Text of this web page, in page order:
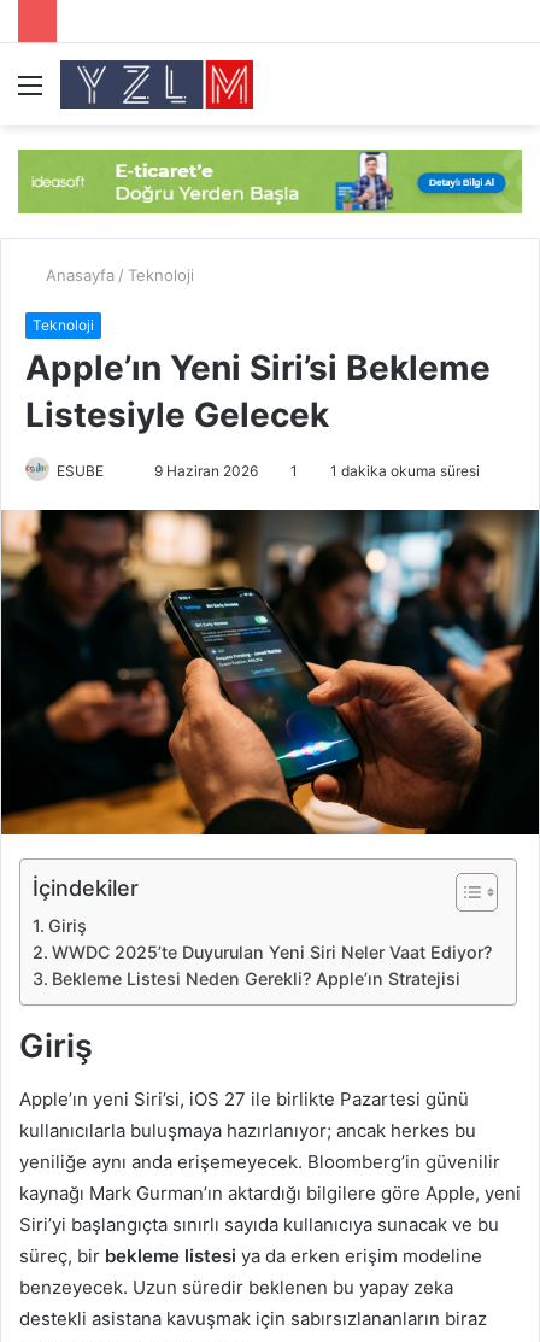
Menü
Anasayfa / Teknoloji
Teknoloji
Apple’ın Yeni Siri’si Bekleme
Listesiyle Gelecek
ESUBE
r
e
-
s
t
a
ö
e
9 Haziran 2026 1 1 dakika okuma süresi
İçindekiler
Giriş
WWDC 2025’te Duyurulan Yeni Siri Neler Vaat Ediyor?
Bekleme Listesi Neden Gerekli? Apple’ın Stratejisi
Giriş
Apple’ın yeni Siri’si, iOS 27 ile birlikte Pazartesi günü
kullanıcılarla buluşmaya hazırlanıyor; ancak herkes bu
yeniliğe aynı anda erişemeyecek. Bloomberg’in güvenilir
kaynağı Mark Gurman’ın aktardığı bilgilere göre Apple, yeni
Siri’yi başlangıçta sınırlı sayıda kullanıcıya sunacak ve bu
süreç, bir bekleme listesi ya da erken erişim modeline
benzeyecek. Uzun süredir beklenen bu yapay zeka
destekli asistana kavuşmak için sabırsızlananların biraz